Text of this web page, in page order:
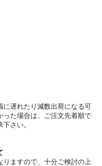
に遅れたり減数出荷になる可
った場合は、ご注文先着順で
さい。
りますので、十分ご検討の上